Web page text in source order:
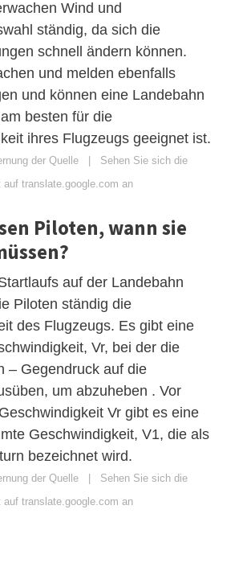
Wind und
ständig, da sich die
schnell ändern können.
und melden ebenfalls
und können eine Landebahn
besten für die
ihres Flugzeugs geeignet ist.
der Quelle
Sehen Sie sich die
auf translate.google.com an
Piloten, wann sie
auf der Landebahn
Piloten ständig die
des Flugzeugs. Es gibt eine
Vr, bei der die
– Gegendruck auf die
um abzuheben . Vor
Vr gibt es eine
Geschwindigkeit, V1, die als
bezeichnet wird.
der Quelle
Sehen Sie sich die
auf translate.google.com an